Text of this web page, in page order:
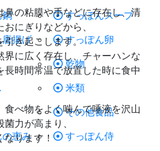
鍋
すっぽんスープ
揚げ
すっぽん卵
乾物
米類
その他食品
恵み
すっぽん侍
鼻の粘膜や手などに存在し、清
にぎりなどから、
引き起こします。
界に広く存在し、チャーハンな
長時間常温で放置した時に食中
食べ物をよく噛んで唾液を沢山
力が高まり、
ります！